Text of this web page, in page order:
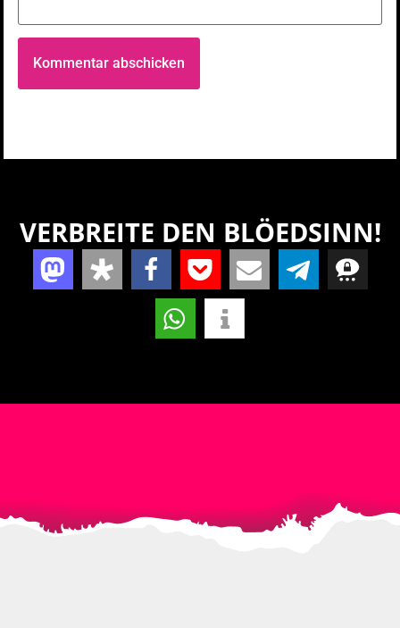
VERBREITE DEN BLÖEDSINN!